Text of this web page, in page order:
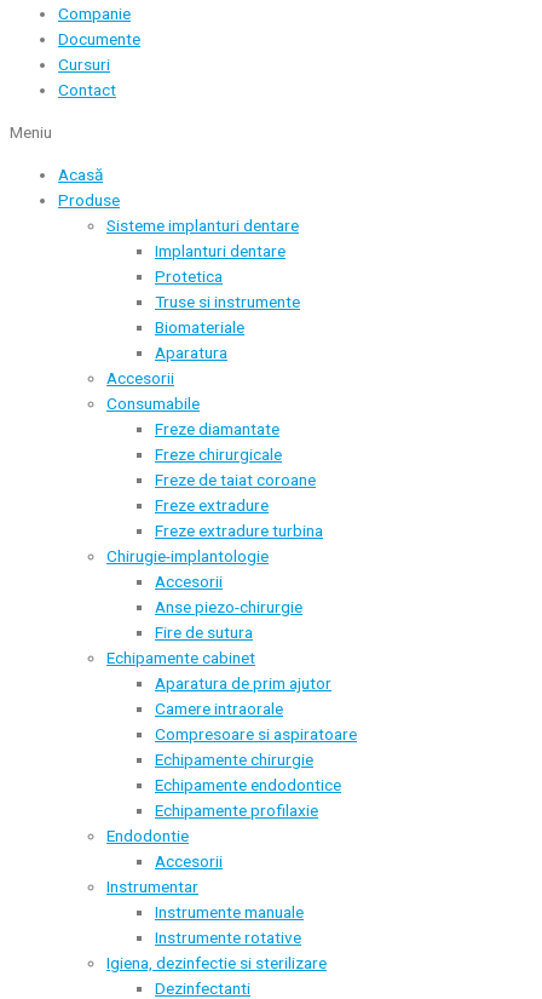
Companie
Documente
Cursuri
Contact
Meniu
Acasă
Produse
Sisteme implanturi dentare
Implanturi dentare
Protetica
Truse si instrumente
Biomateriale
Aparatura
Accesorii
Consumabile
Freze diamantate
Freze chirurgicale
Freze de taiat coroane
Freze extradure
Freze extradure turbina
Chirugie-implantologie
Accesorii
Anse piezo-chirurgie
Fire de sutura
Echipamente cabinet
Aparatura de prim ajutor
Camere intraorale
Compresoare si aspiratoare
Echipamente chirurgie
Echipamente endodontice
Echipamente profilaxie
Endodontie
Accesorii
Instrumentar
Instrumente manuale
Instrumente rotative
Igiena, dezinfectie si sterilizare
Dezinfectanti